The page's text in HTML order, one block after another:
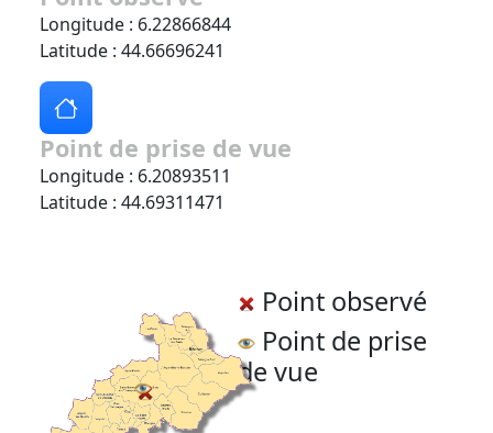
Longitude : 6.22866844
Latitude : 44.66696241
Point de prise de vue
Longitude : 6.20893511
Latitude : 44.69311471
Point observé
Point de prise
de vue